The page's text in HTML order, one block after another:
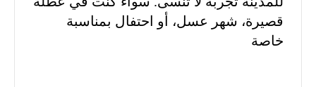
قصيرة، شهر عسل، أو احتفال بمناسبة
خاصة